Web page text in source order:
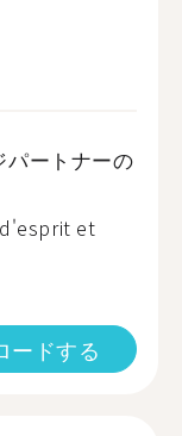
ートナーの
et
ードする